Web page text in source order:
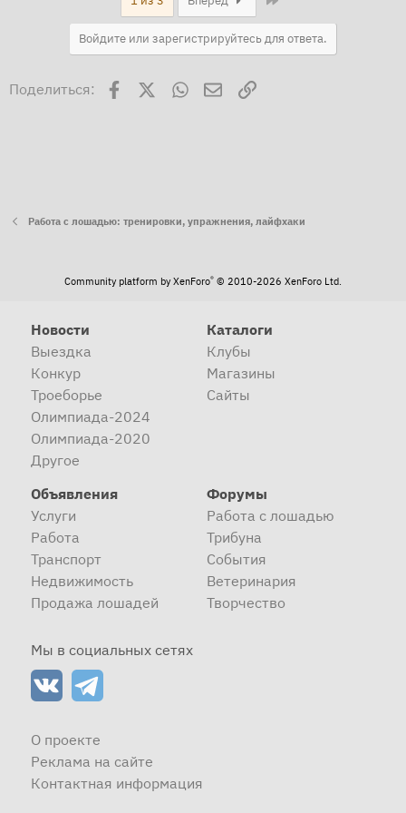
Войдите или зарегистрируйтесь для ответа.
Поделиться: Facebook WhatsAppЭлектронная почта
Ссылка
Работа с лошадью: тренировки, упражнения, лайфхаки
Community platform by XenForo® © 2010-2026 XenForo Ltd.
Новости
Выездка
Конкур
Троеборье
Олимпиада-2024
Олимпиада-2020
Другое
Каталоги
Клубы
Магазины
Сайты
Объявления
Услуги
Работа
Транспорт
Недвижимость
Продажа лошадей
Форумы
Работа с лошадью
Трибуна
События
Ветеринария
Творчество
Мы в социальных сетях
О проекте
Реклама на сайте
Контактная информация